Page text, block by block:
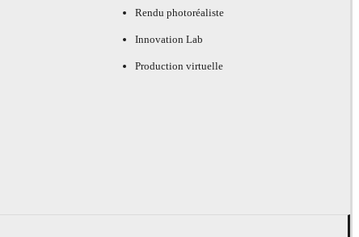
Rendu photoréaliste
Innovation Lab
Production virtuelle